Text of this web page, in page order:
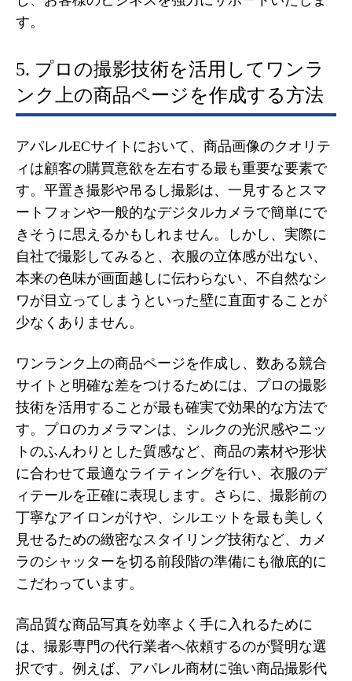
す。
5. プロの撮影技術を活用してワンラ
ンク上の商品ページを作成する方法
アパレルECサイトにおいて、商品画像のクオリテ
ィは顧客の購買意欲を左右する最も重要な要素で
す。平置き撮影や吊るし撮影は、一見するとスマ
ートフォンや一般的なデジタルカメラで簡単にで
きそうに思えるかもしれません。しかし、実際に
自社で撮影してみると、衣服の立体感が出ない、
本来の色味が画面越しに伝わらない、不自然なシ
ワが目立ってしまうといった壁に直面することが
少なくありません。
ワンランク上の商品ページを作成し、数ある競合
サイトと明確な差をつけるためには、プロの撮影
技術を活用することが最も確実で効果的な方法で
す。プロのカメラマンは、シルクの光沢感やニッ
トのふんわりとした質感など、商品の素材や形状
に合わせて最適なライティングを行い、衣服のデ
ィテールを正確に表現します。さらに、撮影前の
丁寧なアイロンがけや、シルエットを最も美しく
見せるための緻密なスタイリング技術など、カメ
ラのシャッターを切る前段階の準備にも徹底的に
こだわっています。
高品質な商品写真を効率よく手に入れるために
は、撮影専門の代行業者へ依頼するのが賢明な選
択です。例えば、アパレル商材に強い商品撮影代